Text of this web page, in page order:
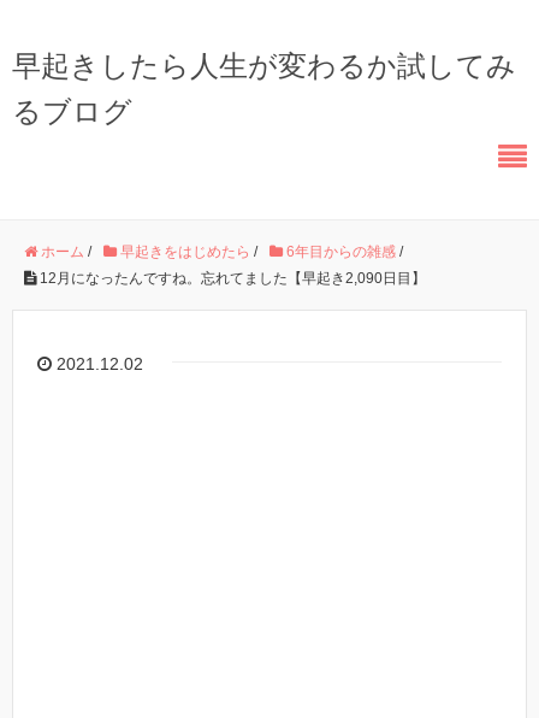
早起きしたら人生が変わるか試してみ
るブログ
ホーム / 早起きをはじめたら / 6年目からの雑感 /
12月になったんですね。忘れてました【早起き2,090日目】
2021.12.02